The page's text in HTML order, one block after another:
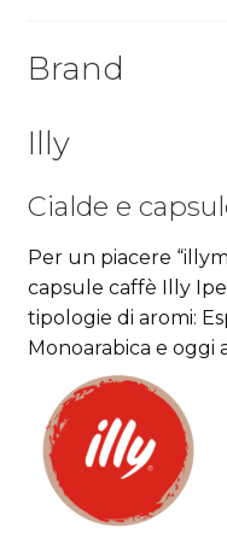
Brand
Illy
Cialde e
Per un piacere
capsule caffè Illy
tipologie di aromi:
Monoarabica e oggi